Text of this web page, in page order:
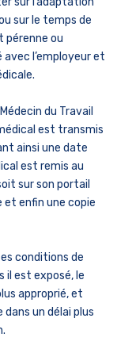
sur le temps de
pérenne ou
l’employeur et
du Travail
est transmis
ainsi une date
est remis au
sur son portail
enfin une copie
conditions de
il est exposé, le
approprié, et
un délai plus